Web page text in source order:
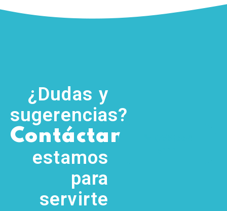
¿Dudas y
sugerencias?
Contáctanos
estamos
para
servirte